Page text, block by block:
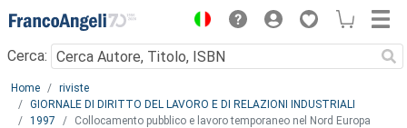
Menu
Cerca:
Main content
Home
riviste
GIORNALE DI DIRITTO DEL LAVORO E DI RELAZIONI INDUSTRIALI
1997
Collocamento pubblico e lavoro temporaneo nel Nord Europa